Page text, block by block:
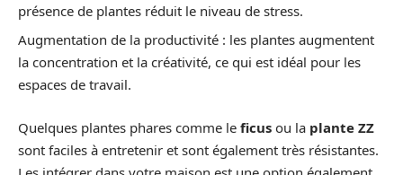
présence de plantes réduit le niveau de stress.
Augmentation de la productivité : les plantes augmentent
la concentration et la créativité, ce qui est idéal pour les
espaces de travail.
Quelques plantes phares comme le ficus ou la plante ZZ
sont faciles à entretenir et sont également très résistantes.